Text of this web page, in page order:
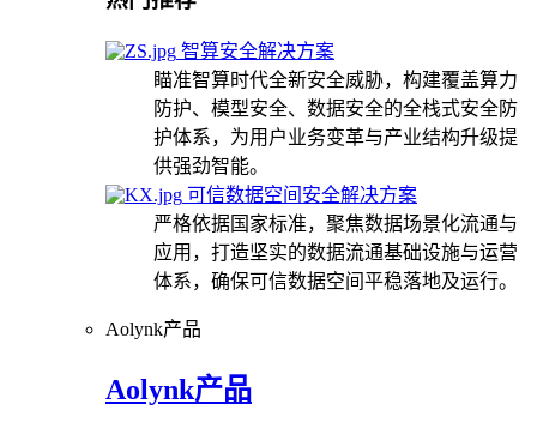
智算安全解决方案
瞄准智算时代全新安全威胁，构建覆盖算力
防护、模型安全、数据安全的全栈式安全防
护体系，为用户业务变革与产业结构升级提
供强劲智能。
可信数据空间安全解决方案
严格依据国家标准，聚焦数据场景化流通与
应用，打造坚实的数据流通基础设施与运营
体系，确保可信数据空间平稳落地及运行。
Aolynk产品
Aolynk产品